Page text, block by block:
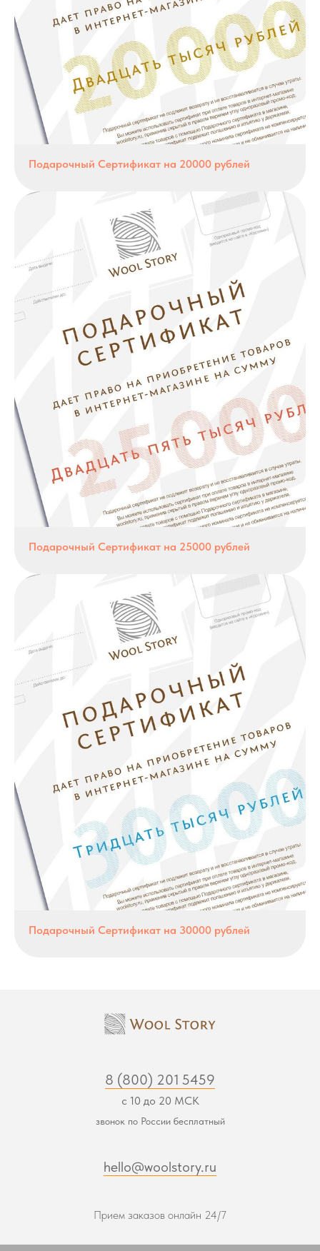
Подарочный Сертификат на 20000 рублей
Подарочный Сертификат на 25000 рублей
Подарочный Сертификат на 30000 рублей
8 (800) 201 5459
с 10 до 20 МСК
звонок по России бесплатный
hello@woolstory.ru
Прием заказов онлайн 24/7